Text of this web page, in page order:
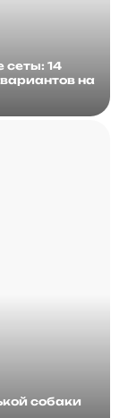
собаки
сеты: 14
на